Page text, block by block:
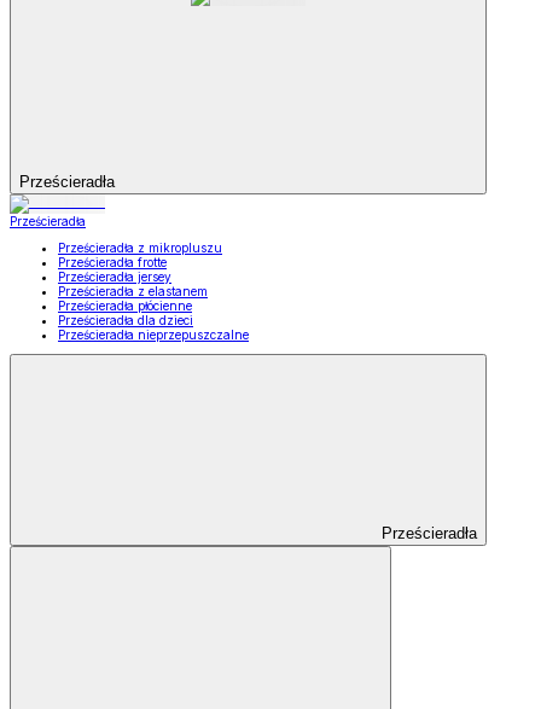
Prześcieradła
Prześcieradła
Prześcieradła z mikropluszu
Prześcieradła frotte
Prześcieradła jersey
Prześcieradła z elastanem
Prześcieradła płócienne
Prześcieradła dla dzieci
Prześcieradła nieprzepuszczalne
Prześcieradła